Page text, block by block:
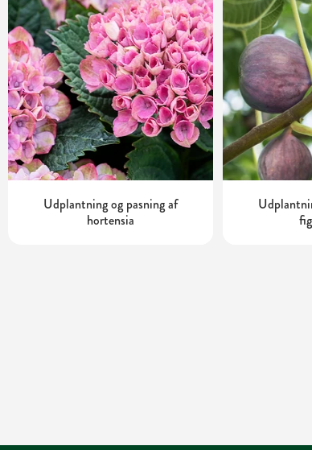
Udplantning og pasning af
hortensia